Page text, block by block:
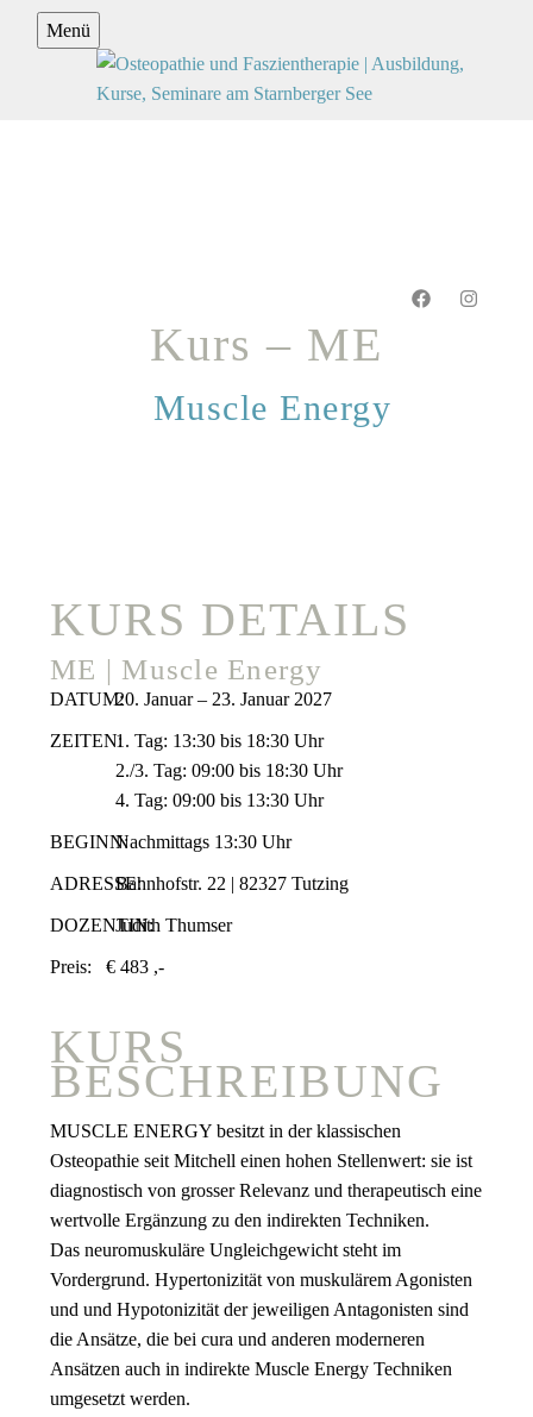
Menü
Kurs – ME
Muscle Energy
KURS DETAILS
ME | Muscle Energy
DATUM:20. Januar – 23. Januar 2027
ZEITEN:1. Tag: 13:30 bis 18:30 Uhr
2./3. Tag: 09:00 bis 18:30 Uhr
4. Tag: 09:00 bis 13:30 Uhr
BEGINN:Nachmittags 13:30 Uhr
ADRESSE:Bahnhofstr. 22 | 82327 Tutzing
DOZENTIN:Judith Thumser
Preis: € 483 ,-
KURS
BESCHREIBUNG
MUSCLE ENERGY besitzt in der klassischen
Osteopathie seit Mitchell einen hohen Stellenwert: sie ist
diagnostisch von grosser Relevanz und therapeutisch eine
wertvolle Ergänzung zu den indirekten Techniken.
Das neuromuskuläre Ungleichgewicht steht im
Vordergrund. Hypertonizität von muskulärem Agonisten
und und Hypotonizität der jeweiligen Antagonisten sind
die Ansätze, die bei cura und anderen moderneren
Ansätzen auch in indirekte Muscle Energy Techniken
umgesetzt werden.